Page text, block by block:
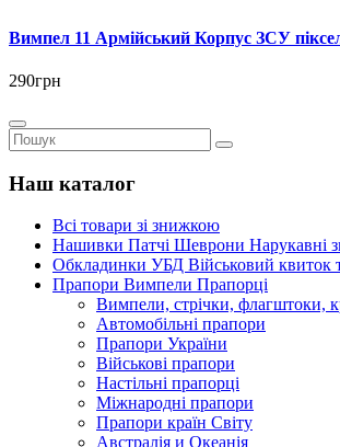
Вимпел 11 Армійський Корпус ЗСУ
290грн
Наш каталог
Всі товари зі знижкою
Нашивки Патчі Шеврони Нарукавні
Обкладинки УБД Військовий квиток
Прапори Вимпели Прапорці
Вимпели, стрічки, флагштоки,
Автомобільні прапори
Прапори України
Військові прапори
Настільні прапорці
Міжнародні прапори
Прапори країн Світу
Австралія и Океанія